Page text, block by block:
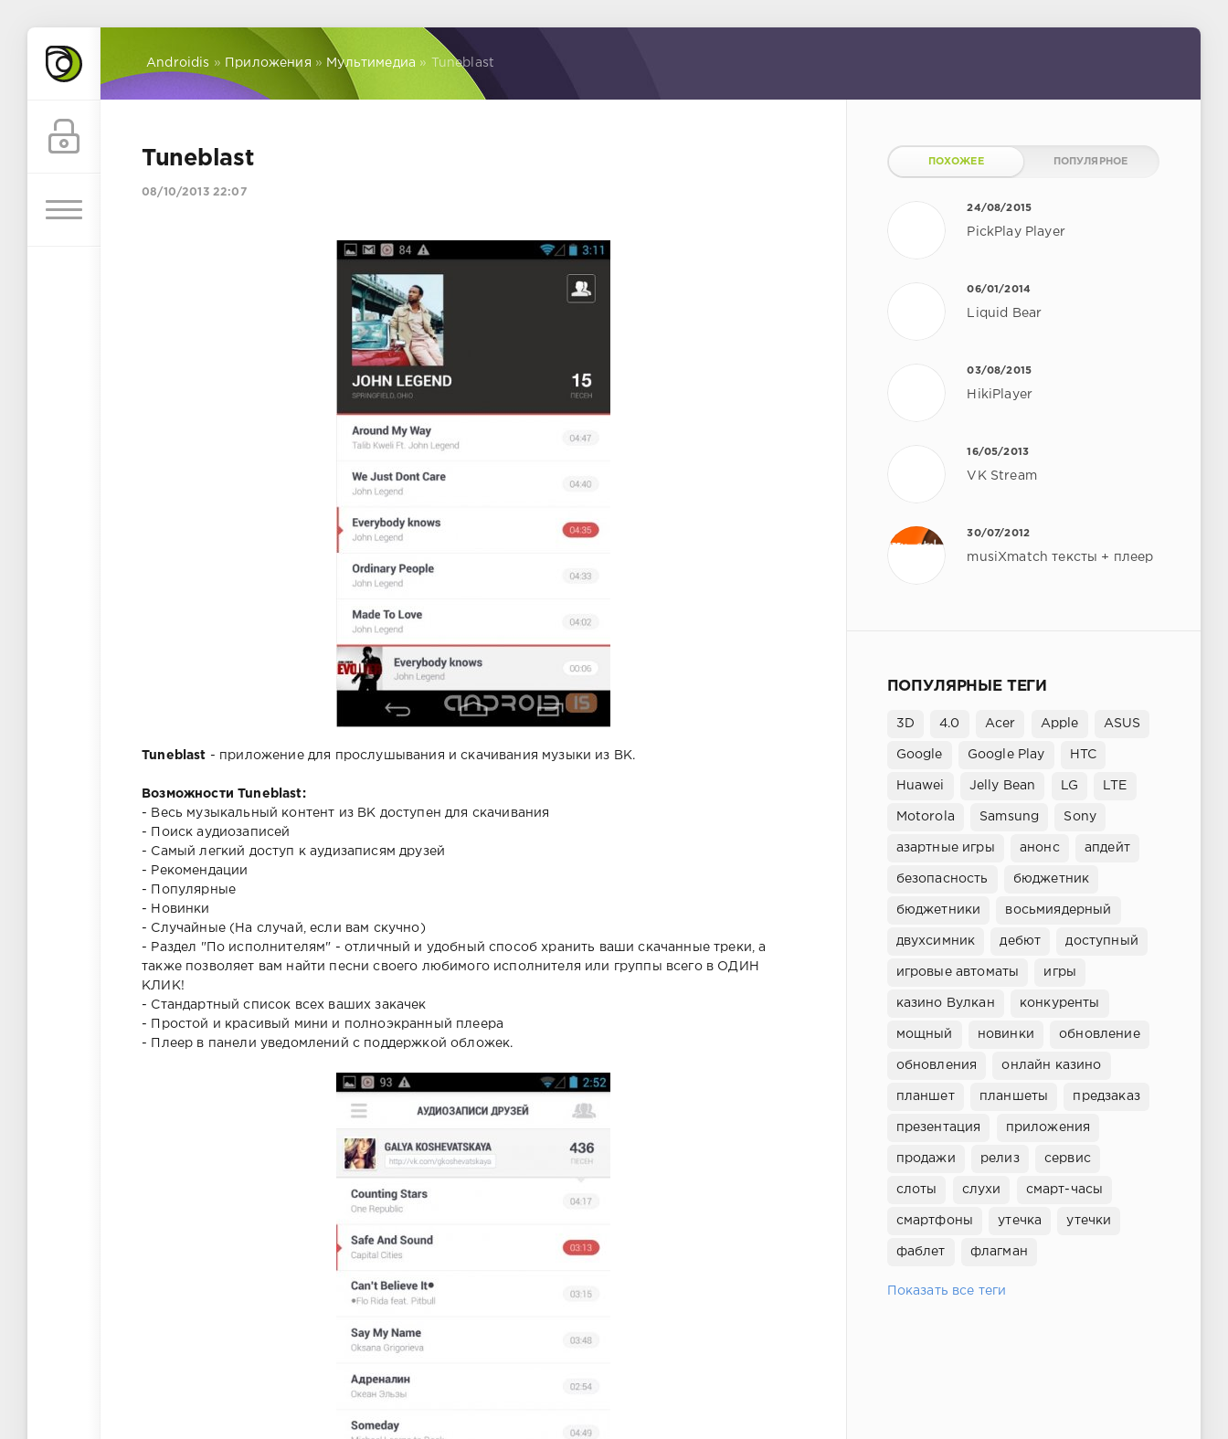
Androidis » Приложения » Мультимедиа » Tuneblast
Tuneblast
08/10/2013 22:07
Tuneblast - приложение для прослушывания и скачивания музыки из ВК.
Возможности Tuneblast:
- Весь музыкальный контент из ВК доступен для скачивания
- Поиск аудиозаписей
- Самый легкий доступ к аудизаписям друзей
- Рекомендации
- Популярные
- Новинки
- Случайные (На случай, если вам скучно)
- Раздел "По исполнителям" - отличный и удобный способ хранить ваши скачанные треки, а
также позволяет вам найти песни своего любимого исполнителя или группы всего в ОДИН
КЛИК!
- Стандартный список всех ваших закачек
- Простой и красивый мини и полноэкранный плеера
- Плеер в панели уведомлений с поддержкой обложек.
ПОХОЖЕЕ ПОПУЛЯРНОЕ
24/08/2015
PickPlay Player
06/01/2014
Liquid Bear
03/08/2015
HikiPlayer
16/05/2013
VK Stream
30/07/2012
musiXmatch тексты + плеер
ПОПУЛЯРНЫЕ ТЕГИ
3D 4.0 Acer Apple ASUS
Google Google Play HTC
Huawei Jelly Bean LG LTE
Motorola Samsung Sony
азартные игры анонс апдейт
безопасность бюджетник
бюджетники восьмиядерный
двухсимник дебют доступный
игровые автоматы игры
казино Вулкан конкуренты
мощный новинки обновление
обновления онлайн казино
планшет планшеты предзаказ
презентация приложения
продажи релиз сервис
слоты слухи смарт-часы
смартфоны утечка утечки
фаблет флагман
Показать все теги